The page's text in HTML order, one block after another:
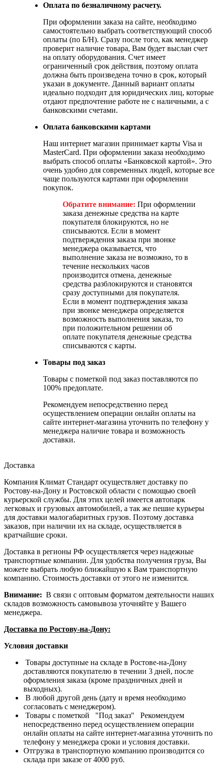
Оплата по безналичному расчету.
При оформлении заказа на сайте, необходимо
самостоятельно выбрать соответствующий способ
оплаты (по Б/Н). Сразу после того, как менеджер
проверит наличие товара, Вам будет выслан счет
на оплату оборудования. Счет имеет
ограниченный срок действия, поэтому оплата
должна быть произведена точно в срок, который
указан в документе. Данный вариант оплаты
идеально подходит для юридических лиц, которые
отдают предпочтение работе не с наличными, а с
банковскими счетами.
Оплата банковскими картами
Наш интернет магазин принимает карты Visa и
MasterCard. При оформлении заказа необходимо
выбрать способ оплаты «Банковской картой». Это
очень удобно для современных людей, которые все
чаще пользуются картами при оформлении
покупок.
Обратите внимание: При оформлении
заказа денежные средства на карте
покупателя блокируются, но не
списываются. Если в момент
подтверждения заказа при звонке
менеджера оказывается, что
выполнение заказа не возможно, то в
течение нескольких часов
производится отмена, денежные
средства разблокируются и становятся
сразу доступными для покупателя.
Если в момент подтверждения заказа
при звонке менеджера определяется
возможность выполнения заказа, то
при положительном решении об
оплате покупателя денежные средства
списываются с карты.
Товары под заказ
Товары с пометкой под заказ поставляются по
100% предоплате.
Рекомендуем непосредственно перед
осуществлением операции онлайн оплаты на
сайте интернет-магазина уточнить по телефону у
менеджера наличие товара и возможность
доставки.
Доставка
Компания Климат Стандарт осуществляет доставку по
Ростову-на-Дону и Ростовской области с помощью своей
курьерской службы. Для этих целей имеется автопарк
легковых и грузовых автомобилей, а так же пешие курьеры
для доставки малогабаритных грузов. Поэтому доставка
заказов, при наличии их на складе, осуществляется в
кратчайшие сроки.
Доставка в регионы РФ осуществляется через надежные
транспортные компании. Для удобства получения груза, Вы
можете выбрать любую ближайшую к Вам транспортную
компанию. Стоимость доставки от этого не изменится.
Внимание: В связи с оптовым форматом деятельности наших
складов возможность самовывоза уточняйте у Вашего
менеджера.
Доставка по Ростову-на-Дону:
Условия доставки
Товары доступные на складе в Ростове-на-Дону
доставляются покупателю в течении 3 дней, после
оформления заказа (кроме праздничных дней и
выходных).
В любой другой день (дату и время необходимо
согласовать с менеджером).
Товары с пометкой "Под заказ" Рекомендуем
непосредственно перед осуществлением операции
онлайн оплаты на сайте интернет-магазина уточнить по
телефону у менеджера сроки и условия доставки.
Отгрузка в транспортную компанию производится со
склада при заказе от 4000 руб.